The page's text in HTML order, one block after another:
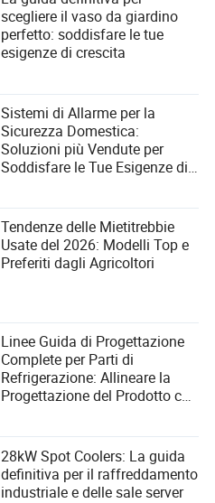
scegliere il vaso da giardino
perfetto: soddisfare le tue
esigenze di crescita
Sistemi di Allarme per la
Sicurezza Domestica:
Soluzioni più Vendute per
Soddisfare le Tue Esigenze di
Tendenze delle Mietitrebbie
Usate del 2026: Modelli Top e
Preferiti dagli Agricoltori
Linee Guida di Progettazione
Complete per Parti di
Refrigerazione: Allineare la
Progettazione del Prodotto con
nell'Industria dei Compressori
28kW Spot Coolers: La guida
definitiva per il raffreddamento
industriale e delle sale server